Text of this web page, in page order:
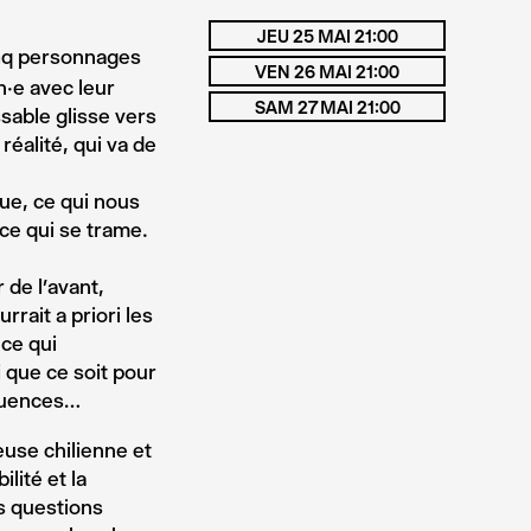
personnages
avec leur
glisse vers
qui va de
ce qui nous
qui se trame.
l’avant,
a priori les
qui
que ce soit pour
chilienne et
et la
questions
JEU 25 MAI 21:00
VEN 26 MAI 21:00
SAM 27 MAI 21:00